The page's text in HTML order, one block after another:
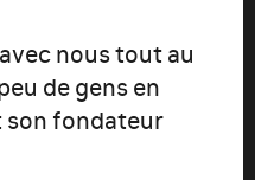
nous tout au
de gens en
son fondateur